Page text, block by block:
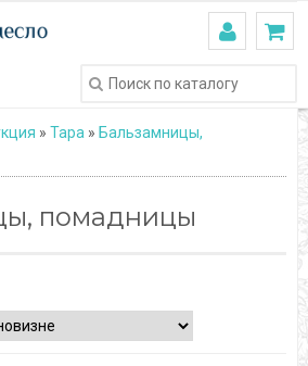
» Тара » Бальзамницы,
помадницы